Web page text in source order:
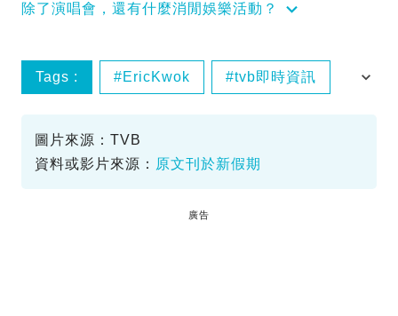
除了演唱會，還有什麼消閒娛樂活動？
Tags : EricKwok tvb即時資訊
圖片來源：TVB
資料或影片來源： 原文刊於新假期
廣告